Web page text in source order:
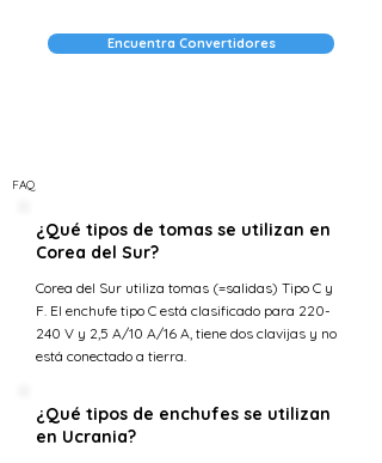
Encuentra Convertidores
FAQ
¿Qué tipos de tomas se utilizan en
Corea del Sur?
Corea del Sur utiliza tomas (=salidas) Tipo C y
F. El enchufe tipo C está clasificado para 220-
240 V y 2,5 A/10 A/16 A, tiene dos clavijas y no
está conectado a tierra.
¿Qué tipos de enchufes se utilizan
en Ucrania?